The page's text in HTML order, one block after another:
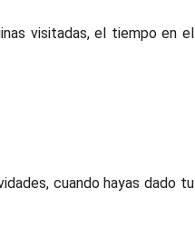
visitadas, el tiempo en el
cuando hayas dado tu